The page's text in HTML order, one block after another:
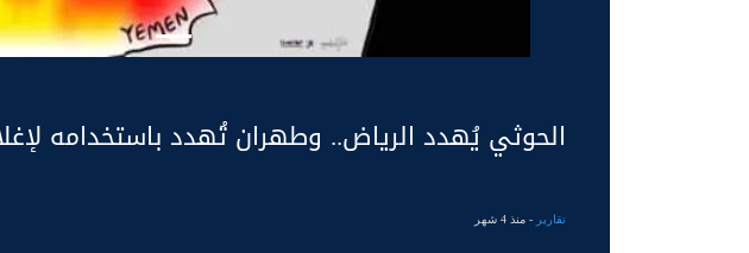
الحوثي يُهدد الرياض.. وطهران تُهدد باستخدامه
تقارير - منذ 4 شهر